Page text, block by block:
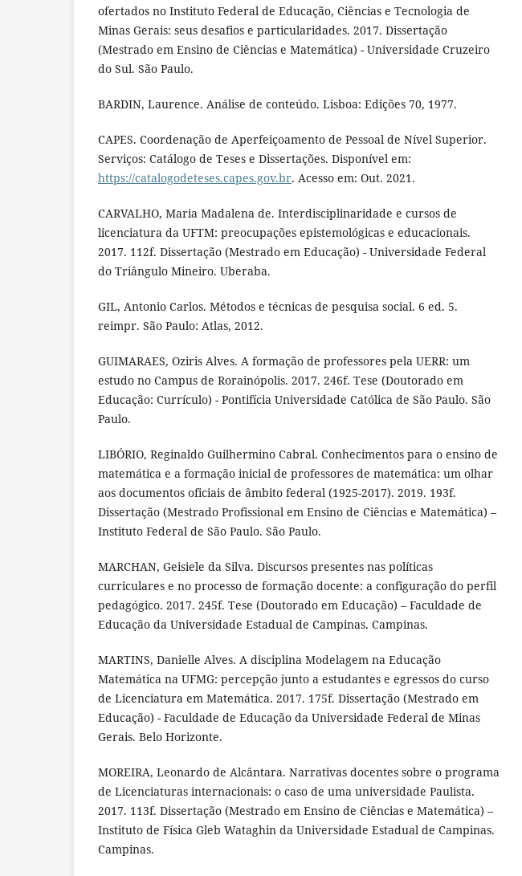
ofertados no Instituto Federal de Educação, Ciências e Tecnologia de
Minas Gerais: seus desafios e particularidades. 2017. Dissertação
(Mestrado em Ensino de Ciências e Matemática) - Universidade Cruzeiro
do Sul. São Paulo.
BARDIN, Laurence. Análise de conteúdo. Lisboa: Edições 70, 1977.
CAPES. Coordenação de Aperfeiçoamento de Pessoal de Nível Superior.
Serviços: Catálogo de Teses e Dissertações. Disponível em:
https://catalogodeteses.capes.gov.br. Acesso em: Out. 2021.
CARVALHO, Maria Madalena de. Interdisciplinaridade e cursos de
licenciatura da UFTM: preocupações epistemológicas e educacionais.
2017. 112f. Dissertação (Mestrado em Educação) - Universidade Federal
do Triângulo Mineiro. Uberaba.
GIL, Antonio Carlos. Métodos e técnicas de pesquisa social. 6 ed. 5.
reimpr. São Paulo: Atlas, 2012.
GUIMARAES, Oziris Alves. A formação de professores pela UERR: um
estudo no Campus de Rorainópolis. 2017. 246f. Tese (Doutorado em
Educação: Currículo) - Pontifícia Universidade Católica de São Paulo. São
Paulo.
LIBÓRIO, Reginaldo Guilhermino Cabral. Conhecimentos para o ensino de
matemática e a formação inicial de professores de matemática: um olhar
aos documentos oficiais de âmbito federal (1925-2017). 2019. 193f.
Dissertação (Mestrado Profissional em Ensino de Ciências e Matemática) –
Instituto Federal de São Paulo. São Paulo.
MARCHAN, Geisiele da Silva. Discursos presentes nas políticas
curriculares e no processo de formação docente: a configuração do perfil
pedagógico. 2017. 245f. Tese (Doutorado em Educação) – Faculdade de
Educação da Universidade Estadual de Campinas. Campinas.
MARTINS, Danielle Alves. A disciplina Modelagem na Educação
Matemática na UFMG: percepção junto a estudantes e egressos do curso
de Licenciatura em Matemática. 2017. 175f. Dissertação (Mestrado em
Educação) - Faculdade de Educação da Universidade Federal de Minas
Gerais. Belo Horizonte.
MOREIRA, Leonardo de Alcântara. Narrativas docentes sobre o programa
de Licenciaturas internacionais: o caso de uma universidade Paulista.
2017. 113f. Dissertação (Mestrado em Ensino de Ciências e Matemática) –
Instituto de Física Gleb Wataghin da Universidade Estadual de Campinas.
Campinas.